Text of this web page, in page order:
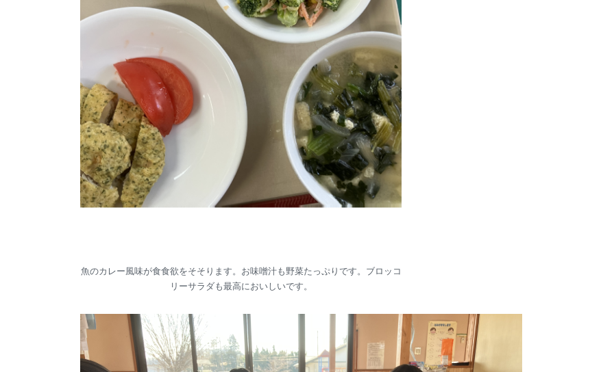
魚のカレー風味が食食欲をそそります。お味噌汁も野菜たっぷりです。ブロッコ
リーサラダも最高においしいです。